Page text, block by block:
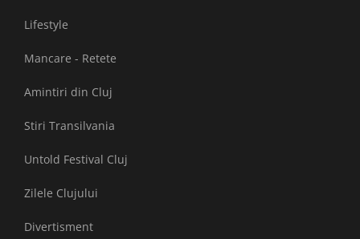
Lifestyle
Mancare - Retete
Amintiri din Cluj
Stiri Transilvania
Untold Festival Cluj
Zilele Clujului
Divertisment